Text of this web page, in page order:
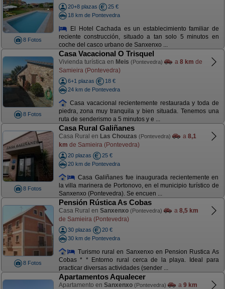
8 Fotos
20+8 plazas
25 €
18 km de Pontevedra
El Hotel Cachada es un establecimiento familiar de
reciente construcción, situado a tan solo 5 minutos en
coche del casco urbano de Sanxenxo ...
8 Fotos
Casa Vacacional O Trisquel
Vivienda turística en Meis (Pontevedra) a 8 km de
Samieira (Pontevedra)
6+1 plazas
18 €
24 km de Pontevedra
Casa vacacional recientemente restaurada y toda de
piedra, zona muy tranquila y bien situada. Tenemos una
ruta de senderismo a 5 minutos y e ...
8 Fotos
Casa Rural Galiñanes
Casa Rural en Las Chouzas (Pontevedra) a 8,1
km de Samieira (Pontevedra)
20 plazas
25 €
20 km de Pontevedra
Casa Galiñanes fue inaugurada recientemente en
la villa marinera de Portonovo, en el municipio turístico de
Sanxenxo (Pontevedra). Se encuen ...
8 Fotos
Pensión Rústica As Cobas
Casa Rural en Sanxenxo (Pontevedra) a 8,5 km
de Samieira (Pontevedra)
30 plazas
20 €
30 km de Pontevedra
Turismo rural en Sanxenxo en Pension Rustica As
Cobas * * Entorno rural cerca de la playa. Ideal para
practicar diversas actividades (sender ...
Apartamentos Aqualecer
Apartamento en Sanxenxo (Pontevedra) a 9 km